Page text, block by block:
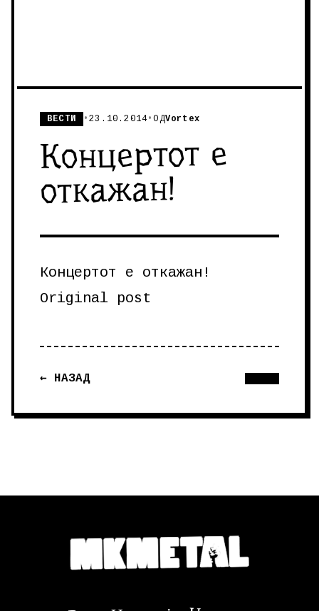
ВЕСТИ •23.10.2014 •ОДVortex
Концертот е
откажан!
Концертот е откажан!
Original post
← НАЗАД